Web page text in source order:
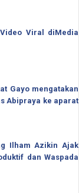
Viral diMedia
Gayo mengatakan
Abipraya ke aparat
Ilham Azikin Ajak
dan Waspada